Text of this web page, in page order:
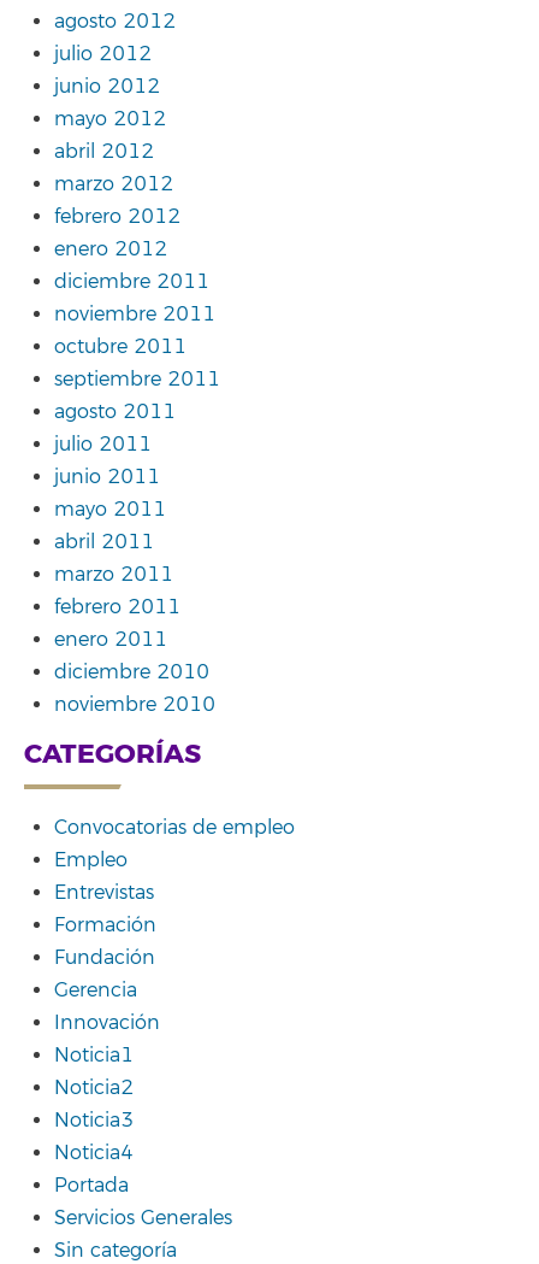
agosto 2012
julio 2012
junio 2012
mayo 2012
abril 2012
marzo 2012
febrero 2012
enero 2012
diciembre 2011
noviembre 2011
octubre 2011
septiembre 2011
agosto 2011
julio 2011
junio 2011
mayo 2011
abril 2011
marzo 2011
febrero 2011
enero 2011
diciembre 2010
noviembre 2010
CATEGORÍAS
Convocatorias de empleo
Empleo
Entrevistas
Formación
Fundación
Gerencia
Innovación
Noticia1
Noticia2
Noticia3
Noticia4
Portada
Servicios Generales
Sin categoría